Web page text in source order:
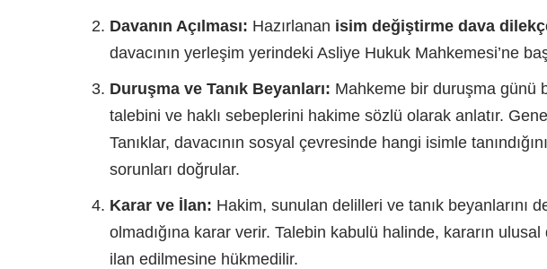
Davanın Açılması: Hazırlanan isim değiştirme dava
davacının yerleşim yerindeki Asliye Hukuk Mahkemesi’ne
Duruşma ve Tanık Beyanları: Mahkeme bir duruşma günü
talebini ve haklı sebeplerini hakime sözlü olarak anlatır.
Tanıklar, davacının sosyal çevresinde hangi isimle
sorunları doğrular.
Karar ve İlan: Hakim, sunulan delilleri ve tanık beyanlarını
olmadığına karar verir. Talebin kabulü halinde, kararın
ilan edilmesine hükmedilir.